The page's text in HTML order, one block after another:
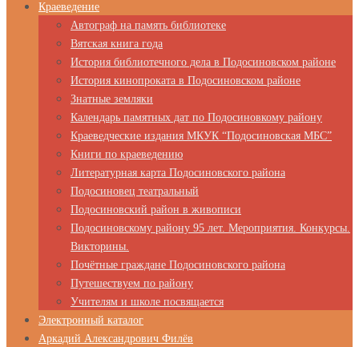
Краеведение
Автограф на память библиотеке
Вятская книга года
История библиотечного дела в Подосиновском районе
История кинопроката в Подосиновском районе
Знатные земляки
Календарь памятных дат по Подосиновкому району
Краеведческие издания МКУК “Подосиновская МБС”
Книги по краеведению
Литературная карта Подосиновского района
Подосиновец театральный
Подосиновский район в живописи
Подосиновскому району 95 лет. Мероприятия. Конкурсы.
Викторины.
Почётные граждане Подосиновского района
Путешествуем по району
Учителям и школе посвящается
Электронный каталог
Аркадий Александрович Филёв